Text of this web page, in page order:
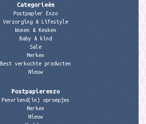
Categorieën
Postpapier Enzo
Verzorging & Lifestyle
Wonen & Keuken
Baby & kind
Sale
Merken
Best verkochte producten
Nieuw
Postpapierenzo
Penvriend(in) oproepjes
Merken
Nieuw